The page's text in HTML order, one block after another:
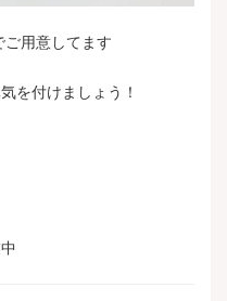
用意してます
を付けましょう！